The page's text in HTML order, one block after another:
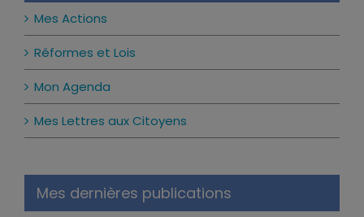
Mes Actions
Réformes et Lois
Mon Agenda
Mes Lettres aux Citoyens
Mes dernières publications